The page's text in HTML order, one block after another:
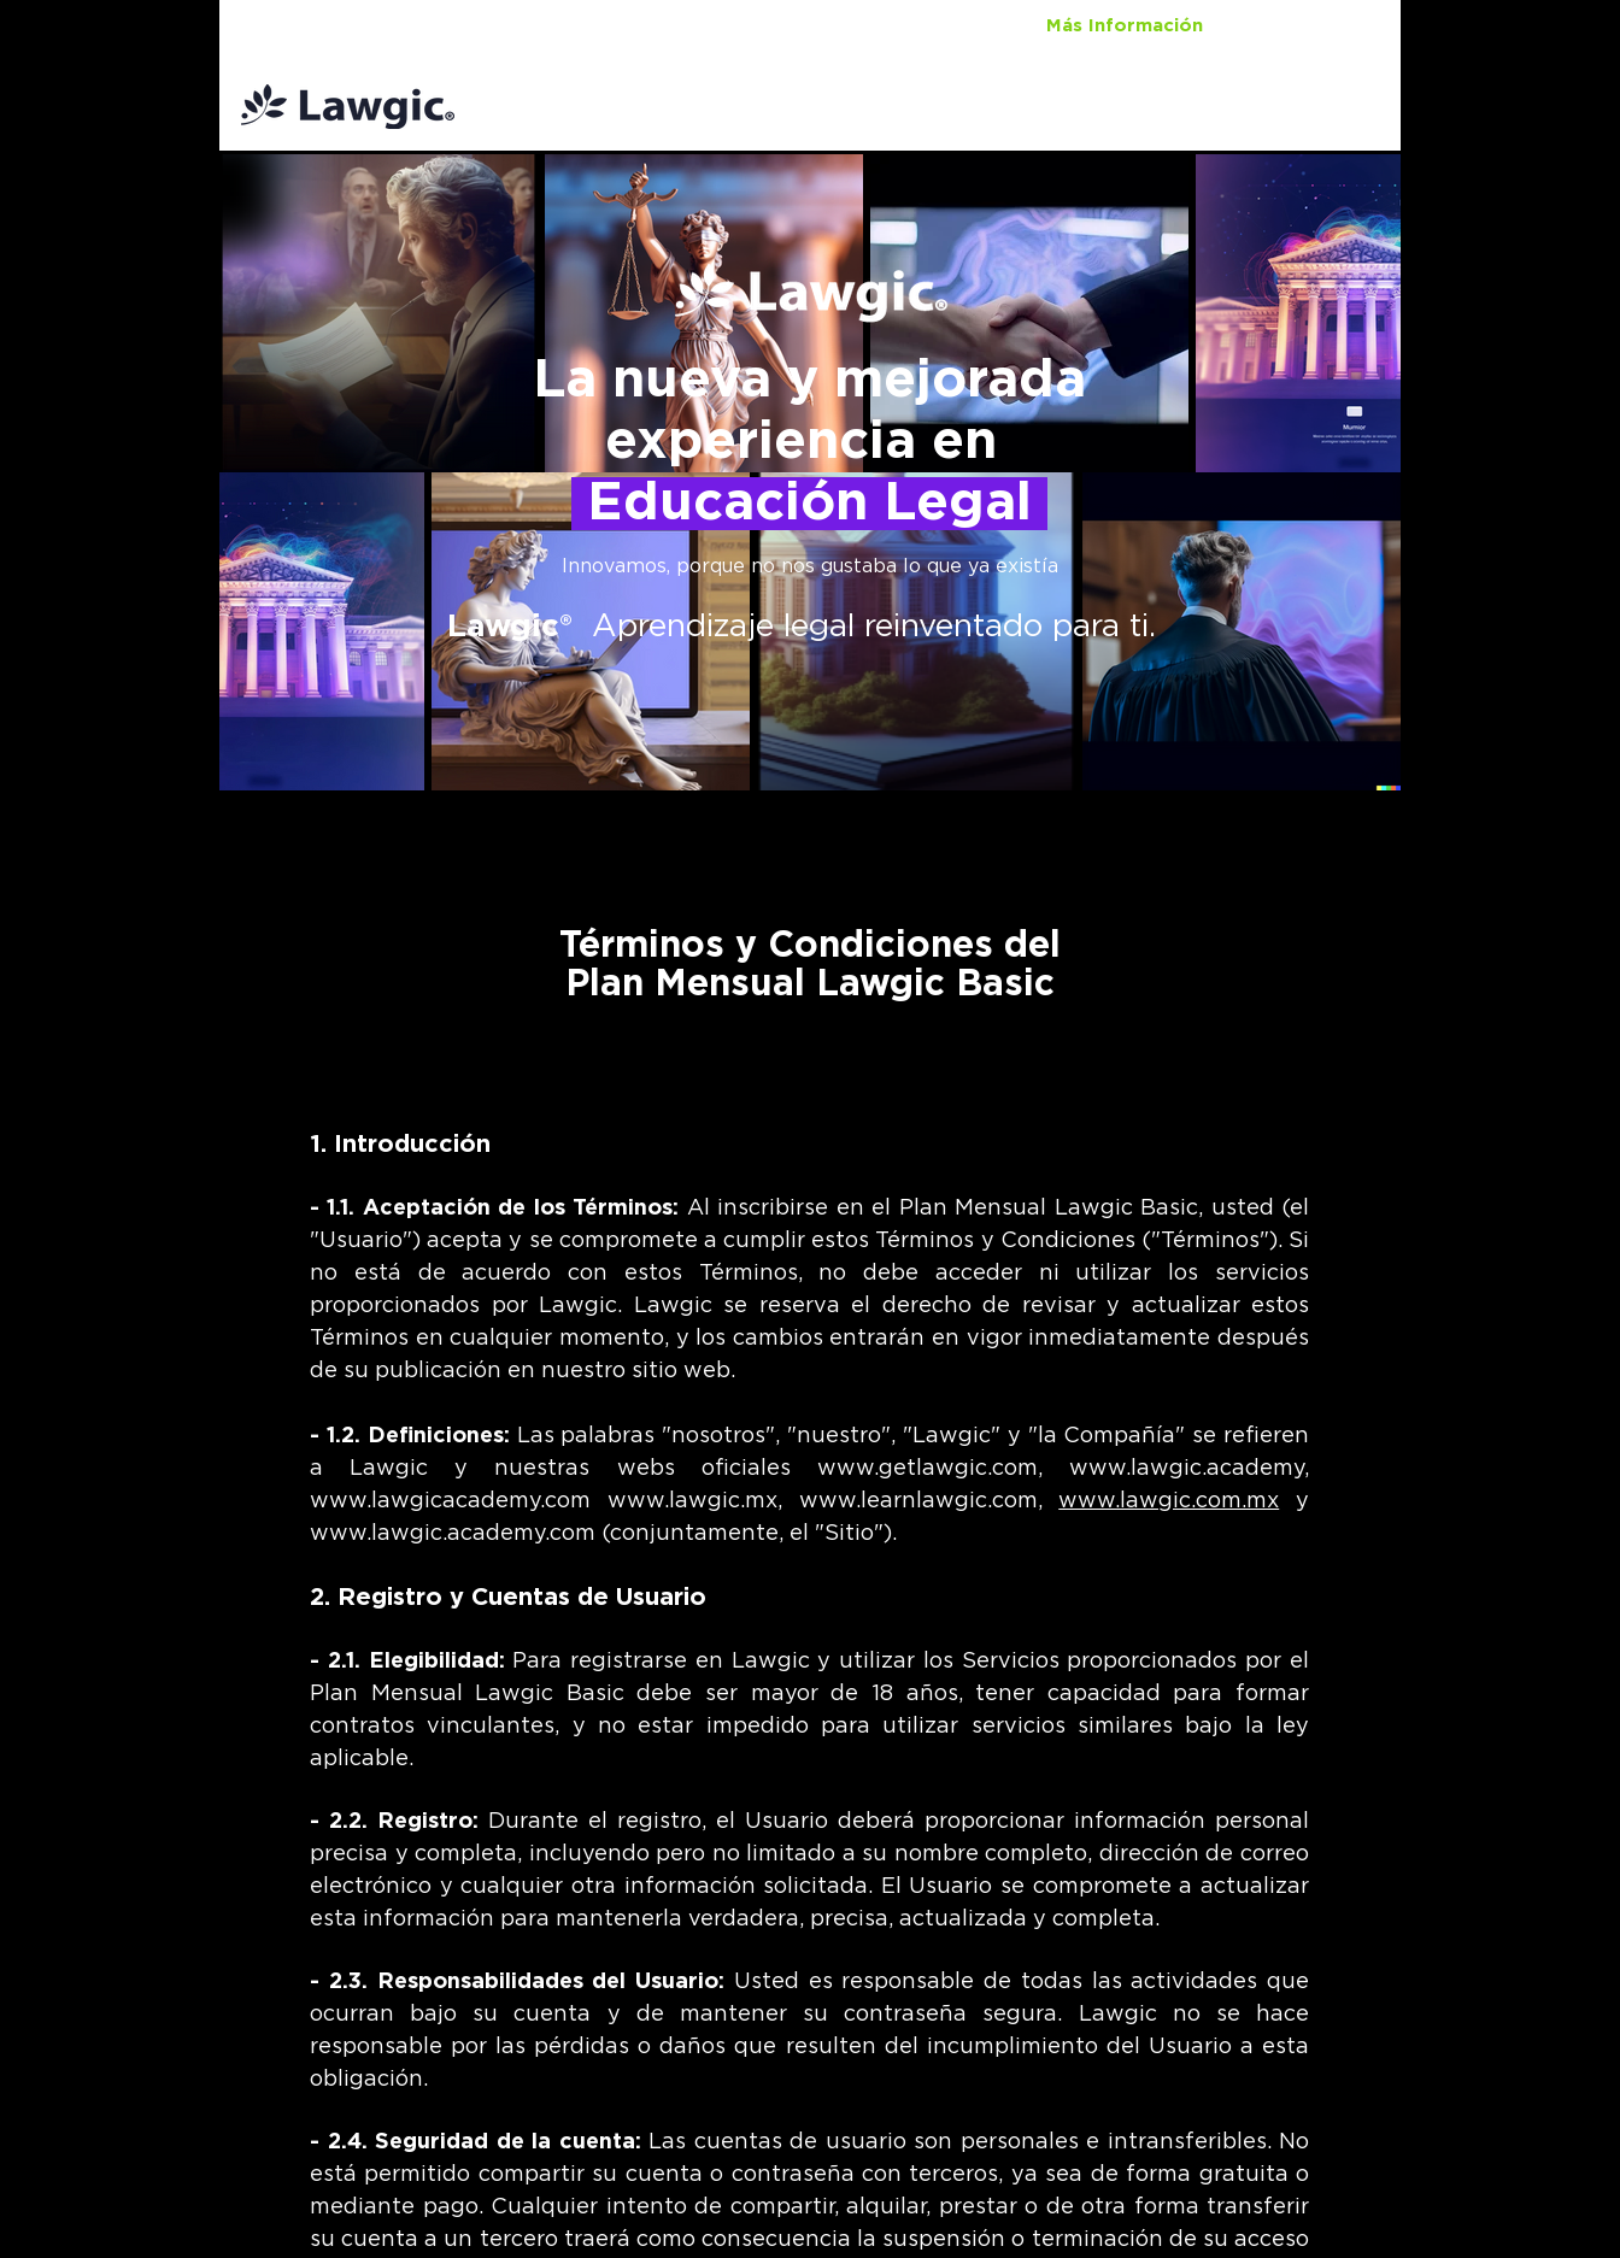
Más Información
La nueva y mejorada
experiencia en
Educación Legal
Innovamos, porque no nos gustaba lo que ya existía
Lawgic® Aprendizaje legal reinventado para ti.
Términos y Condiciones del
Plan Mensual Lawgic Basic
1. Introducción
- 1.1. Aceptación de los Términos: Al inscribirse en el Plan Mensual Lawgic Basic, usted (el
"Usuario") acepta y se compromete a cumplir estos Términos y Condiciones ("Términos"). Si
no está de acuerdo con estos Términos, no debe acceder ni utilizar los servicios
proporcionados por Lawgic. Lawgic se reserva el derecho de revisar y actualizar estos
Términos en cualquier momento, y los cambios entrarán en vigor inmediatamente después
de su publicación en nuestro sitio web.
- 1.2. Definiciones: Las palabras "nosotros", "nuestro", "Lawgic" y "la Compañía" se refieren
a Lawgic y nuestras webs oficiales www.getlawgic.com,www.lawgic.academy,
www.lawgicacademy.com
www.lawgic.mx, www.learnlawgic.com,www.lawgic.com.mx y
www.lawgic.academy.com (conjuntamente, el "Sitio").
2. Registro y Cuentas de Usuario
- 2.1. Elegibilidad: Para registrarse en Lawgic y utilizar los Servicios proporcionados por el
Plan Mensual Lawgic Basic debe ser mayor de 18 años, tener capacidad para formar
contratos vinculantes, y no estar impedido para utilizar servicios similares bajo la ley
aplicable.
- 2.2. Registro: Durante el registro, el Usuario deberá proporcionar información personal
precisa y completa, incluyendo pero no limitado a su nombre completo, dirección de correo
electrónico y cualquier otra información solicitada. El Usuario se compromete a actualizar
esta información para mantenerla verdadera, precisa, actualizada y completa.
- 2.3. Responsabilidades del Usuario: Usted es responsable de todas las actividades que
ocurran bajo su cuenta y de mantener su contraseña segura. Lawgic no se hace
responsable por las pérdidas o daños que resulten del incumplimiento del Usuario a esta
obligación.
- 2.4. Seguridad de la cuenta: Las cuentas de usuario son personales e intransferibles. No
está permitido compartir su cuenta o contraseña con terceros, ya sea de forma gratuita o
mediante pago. Cualquier intento de compartir, alquilar, prestar o de otra forma transferir
su cuenta a un tercero traerá como consecuencia la suspensión o terminación de su acceso